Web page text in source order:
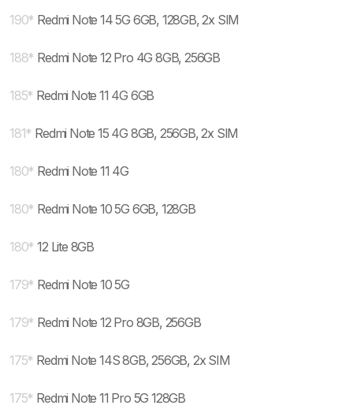
190* Redmi Note 14 5G 6GB, 128GB, 2x SIM
188* Redmi Note 12 Pro 4G 8GB, 256GB
185* Redmi Note 11 4G 6GB
181* Redmi Note 15 4G 8GB, 256GB, 2x SIM
180* Redmi Note 11 4G
180* Redmi Note 10 5G 6GB, 128GB
180* 12 Lite 8GB
179* Redmi Note 10 5G
179* Redmi Note 12 Pro 8GB, 256GB
175* Redmi Note 14S 8GB, 256GB, 2x SIM
175* Redmi Note 11 Pro 5G 128GB